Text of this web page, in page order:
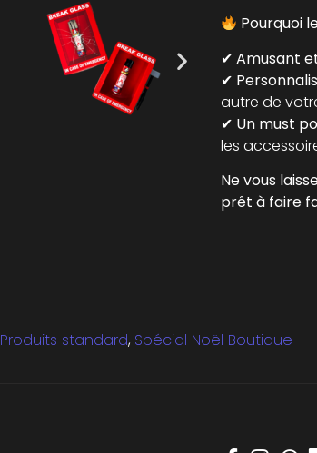
Pourquoi
✔ Amusant
✔
autre de
✔ Un must
les
Ne vous
prêt à faire
Produits standard, Spécial Noël Boutique